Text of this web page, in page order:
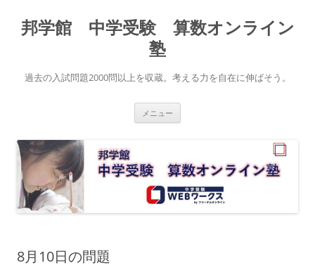
テ
ン
キ
ッ
邦学館 中学受験 算数オンライン
塾
過去の入試問題2000問以上を収蔵。考える力を自在に伸ばそう。
メニュー
8月10日の問題